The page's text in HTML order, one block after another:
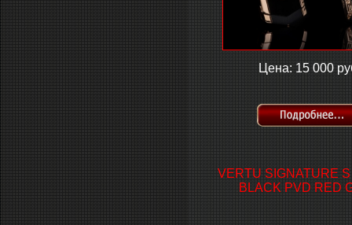
Цена: 15 000
VERTU SIGNATURE
BLACK PVD RED